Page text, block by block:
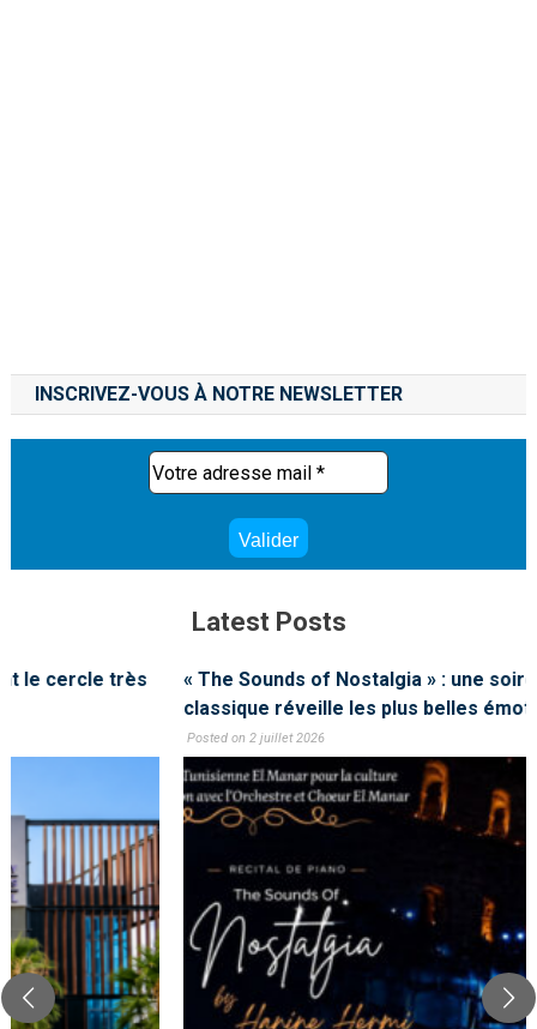
INSCRIVEZ-VOUS À NOTRE NEWSLETTER
Latest Posts
« The Sounds of Nostalgia » : une soirée où la musique
classique réveille les plus belles émotions